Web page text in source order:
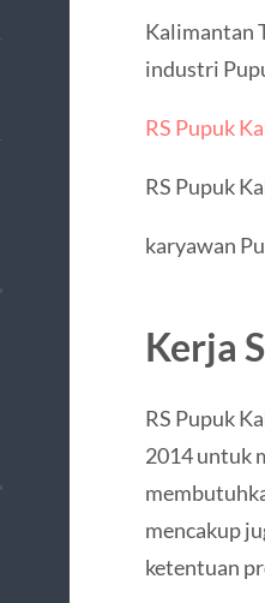
Kalimantan
industri
RS Pupuk
RS Pupuk
karyawan
Kerja
RS Pupuk
2014 untuk
mencakup
ketentuan